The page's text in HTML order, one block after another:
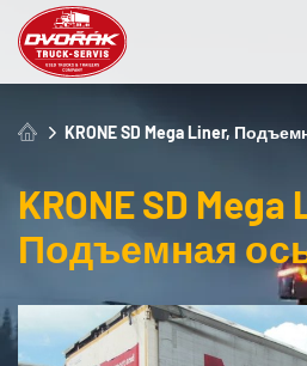
KRONE SD Mega Liner,
KRONE SD Mega
Подъемная